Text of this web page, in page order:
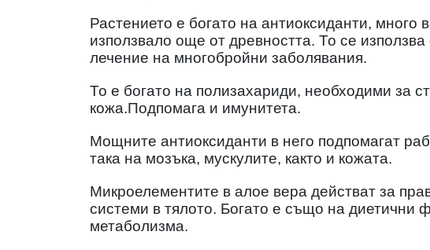
Растението е богато на антиоксиданти,
използвало още от древността. То се
лечение на многобройни заболявания.
То е богато на полизахариди, необходими за
кожа.Подпомага и имунитета.
Мощните антиоксиданти в него подпомагат
така на мозъка, мускулите, както и кожата.
Микроелементите в алое вера действат за
системи в тялото. Богато е също на диетични
метаболизма.